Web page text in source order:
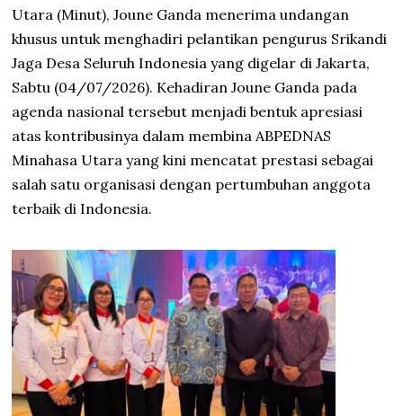
Utara (Minut), Joune Ganda menerima undangan
khusus untuk menghadiri pelantikan pengurus Srikandi
Jaga Desa Seluruh Indonesia yang digelar di Jakarta,
Sabtu (04/07/2026). Kehadiran Joune Ganda pada
agenda nasional tersebut menjadi bentuk apresiasi
atas kontribusinya dalam membina ABPEDNAS
Minahasa Utara yang kini mencatat prestasi sebagai
salah satu organisasi dengan pertumbuhan anggota
terbaik di Indonesia.